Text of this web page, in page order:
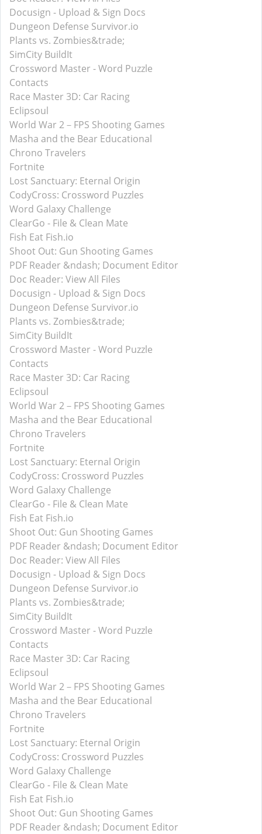
Docusign - Upload & Sign Docs
Dungeon Defense Survivor.io
Plants vs. Zombies&trade;
SimCity BuildIt
Crossword Master - Word Puzzle
Contacts
Race Master 3D: Car Racing
Eclipsoul
World War 2－FPS Shooting Games
Masha and the Bear Educational
Chrono Travelers
Fortnite
Lost Sanctuary: Eternal Origin
CodyCross: Crossword Puzzles
Word Galaxy Challenge
ClearGo - File & Clean Mate
Fish Eat Fish.io
Shoot Out: Gun Shooting Games
PDF Reader &ndash; Document Editor
Doc Reader: View All Files
Docusign - Upload & Sign Docs
Dungeon Defense Survivor.io
Plants vs. Zombies&trade;
SimCity BuildIt
Crossword Master - Word Puzzle
Contacts
Race Master 3D: Car Racing
Eclipsoul
World War 2－FPS Shooting Games
Masha and the Bear Educational
Chrono Travelers
Fortnite
Lost Sanctuary: Eternal Origin
CodyCross: Crossword Puzzles
Word Galaxy Challenge
ClearGo - File & Clean Mate
Fish Eat Fish.io
Shoot Out: Gun Shooting Games
PDF Reader &ndash; Document Editor
Doc Reader: View All Files
Docusign - Upload & Sign Docs
Dungeon Defense Survivor.io
Plants vs. Zombies&trade;
SimCity BuildIt
Crossword Master - Word Puzzle
Contacts
Race Master 3D: Car Racing
Eclipsoul
World War 2－FPS Shooting Games
Masha and the Bear Educational
Chrono Travelers
Fortnite
Lost Sanctuary: Eternal Origin
CodyCross: Crossword Puzzles
Word Galaxy Challenge
ClearGo - File & Clean Mate
Fish Eat Fish.io
Shoot Out: Gun Shooting Games
PDF Reader &ndash; Document Editor